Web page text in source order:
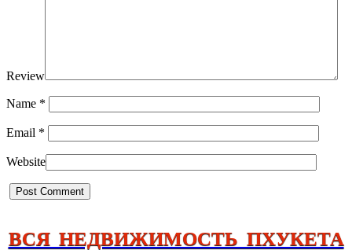
Review
Name *
Email *
Website
ВСЯ НЕДВИЖИМОСТЬ ПХУКЕТА